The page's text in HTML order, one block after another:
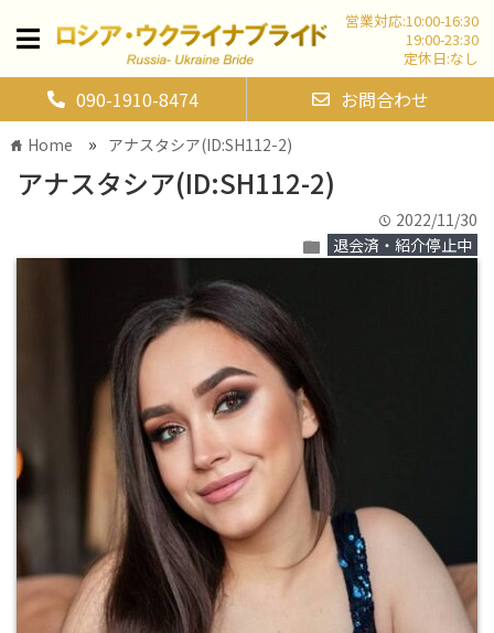
営業対応:10:00-16:30
19:00-23:30
定休日:なし
090-1910-8474 お問合わせ
home Home » アナスタシア(ID:SH112-2)
アナスタシア(ID:SH112-2)
time 2022/11/30
folder 退会済・紹介停止中